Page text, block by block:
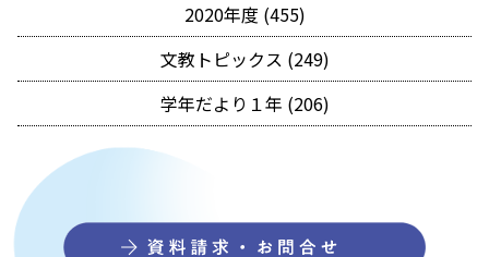
2020年度 (455)
文教トピックス (249)
学年だより１年 (206)